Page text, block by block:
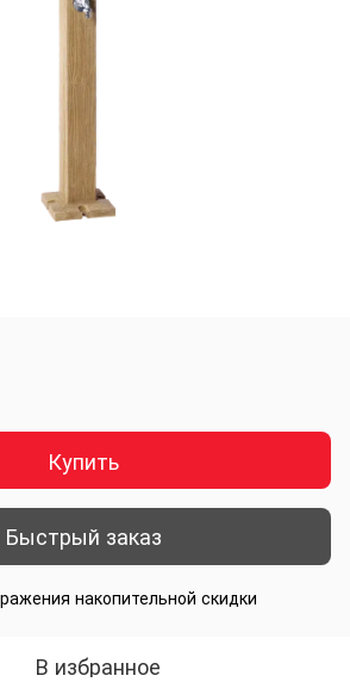
Купить
Быстрый заказ
накопительной скидки
В избранное